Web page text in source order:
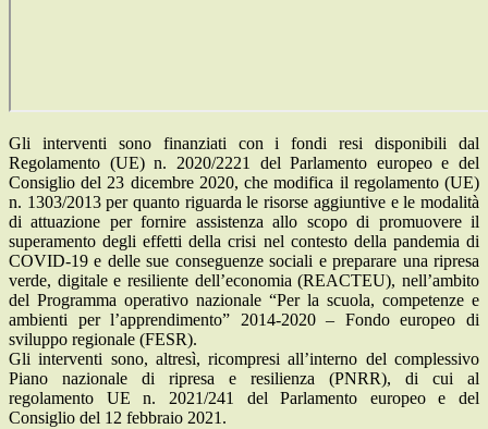
Gli interventi sono finanziati con i fondi resi disponibili dal
Regolamento (UE) n. 2020/2221 del Parlamento europeo e del
Consiglio del 23 dicembre 2020, che modifica il regolamento (UE)
n. 1303/2013 per quanto riguarda le risorse aggiuntive e le modalità
di attuazione per fornire assistenza allo scopo di promuovere il
superamento degli effetti della crisi nel contesto della pandemia di
COVID-19 e delle sue conseguenze sociali e preparare una ripresa
verde, digitale e resiliente dell’economia (REACTEU), nell’ambito
del Programma operativo nazionale “Per la scuola, competenze e
ambienti per l’apprendimento” 2014-2020 – Fondo europeo di
sviluppo regionale (FESR).
Gli interventi sono, altresì, ricompresi all’interno del complessivo
Piano nazionale di ripresa e resilienza (PNRR), di cui al
regolamento UE n. 2021/241 del Parlamento europeo e del
Consiglio del 12 febbraio 2021.